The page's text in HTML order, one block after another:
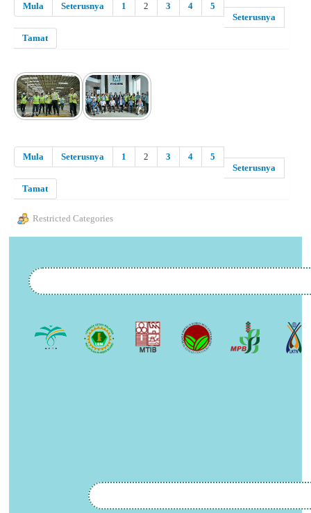
Mula Seterusnya 1 2 3 4
5
Seterusnya
Tamat
Mula Seterusnya 1 2 3 4
5
Seterusnya
Tamat
Restricted Categories